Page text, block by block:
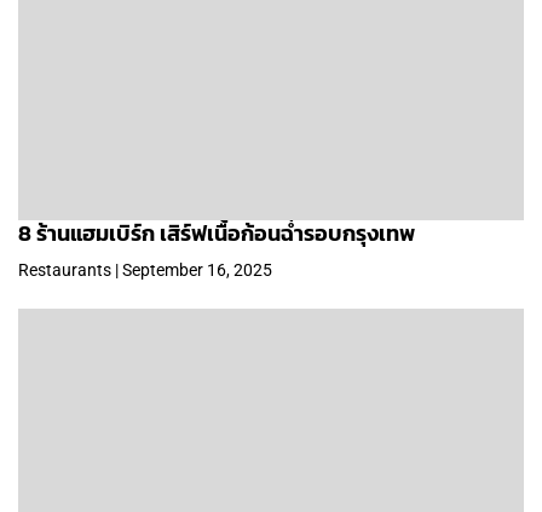
8 ร้านแฮมเบิร์ก เสิร์ฟเนื้อก้อนฉ่ำรอบกรุงเทพ
Restaurants | September 16, 2025